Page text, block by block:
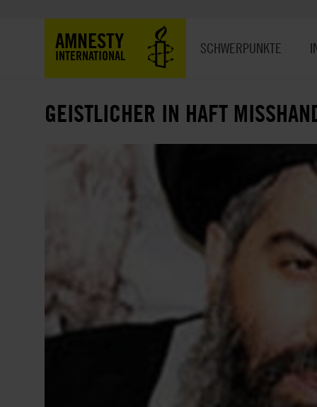
AMNESTY
INTERNATIONAL SCHWERPUNKTE
GEISTLICHER IN HAFT